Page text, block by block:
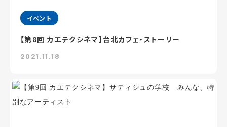
イベント
【第8回 カエテクシネマ】台北カフェ・ストーリー
2021.11.18